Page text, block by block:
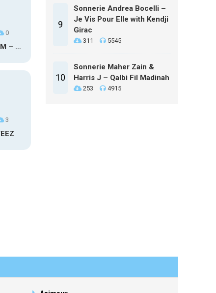
0
MAXO KREAM – 6 MONTHS CLEAN
3
9
Sonnerie Andrea Bocelli –
Je Vis Pour Elle with Kendji
Girac
311 5545
10
Sonnerie Maher Zain &
Harris J – Qalbi Fil Madinah
253 4915